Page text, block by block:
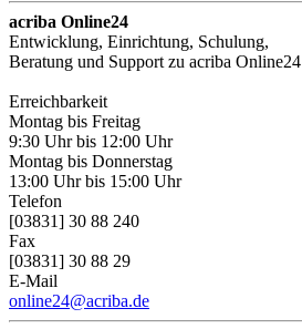
acriba Online24
Entwicklung, Einrichtung, Schulung,
Beratung und Support zu acriba Online24
Erreichbarkeit
Montag bis Freitag
9:30 Uhr bis 12:00 Uhr
Montag bis Donnerstag
13:00 Uhr bis 15:00 Uhr
Telefon
[03831] 30 88 240
Fax
[03831] 30 88 29
E-Mail
online24@acriba.de